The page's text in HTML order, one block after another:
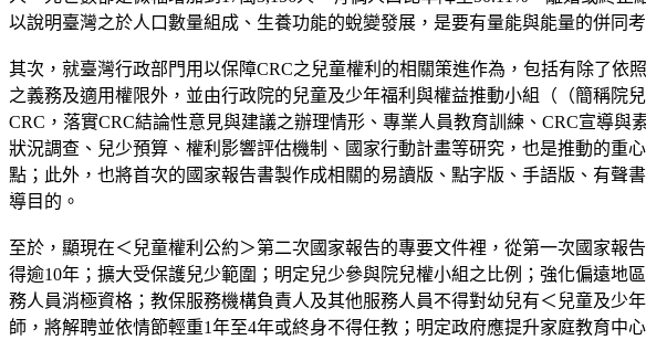
以說明臺灣之於人口數量組成、生養功能的蛻變發展，是要有量能與能量的併同考
其次，就臺灣行政部門用以保障CRC之兒童權利的相關策進作為，包括有除了依
之義務及適用權限外，並由行政院的兒童及少年福利與權益推動小組（（簡稱院
CRC，落實CRC結論性意見與建議之辦理情形、專業人員教育訓練、CRC宣導
狀況調查、兒少預算、權利影響評估機制、國家行動計畫等研究，也是推動的
點；此外，也將首次的國家報告書製作成相關的易讀版、點字版、手語版、有聲
導目的。
至於，顯現在＜兒童權利公約＞第二次國家報告的專要文件裡，從第一次國家
得逾10年；擴大受保護兒少範圍；明定兒少參與院兒權小組之比例；強化偏遠
務人員消極資格；教保服務機構負責人及其他服務人員不得對幼兒有＜兒童及
師，將解聘並依情節輕重1年至4年或終身不得任教；明定政府應提升家庭教育